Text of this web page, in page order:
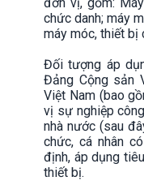
chức danh; máy
máy móc, thiết bị
Đối tượng áp
Đảng Cộng sản
Việt Nam (bao
vị sự nghiệp
nhà nước (sau
chức, cá nhân
định, áp dụng
thiết bị.